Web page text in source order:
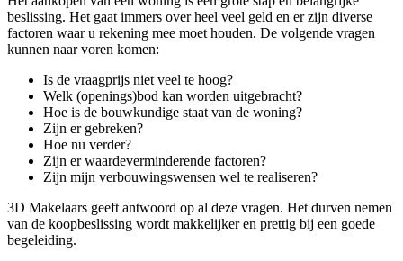
beslissing. Het gaat immers over heel veel geld en er zijn diverse
factoren waar u rekening mee moet houden. De volgende vragen
kunnen naar voren komen:
Is de vraagprijs niet veel te hoog?
Welk (openings)bod kan worden uitgebracht?
Hoe is de bouwkundige staat van de woning?
Zijn er gebreken?
Hoe nu verder?
Zijn er waardeverminderende factoren?
Zijn mijn verbouwingswensen wel te realiseren?
3D Makelaars geeft antwoord op al deze vragen. Het durven nemen
van de koopbeslissing wordt makkelijker en prettig bij een goede
begeleiding.